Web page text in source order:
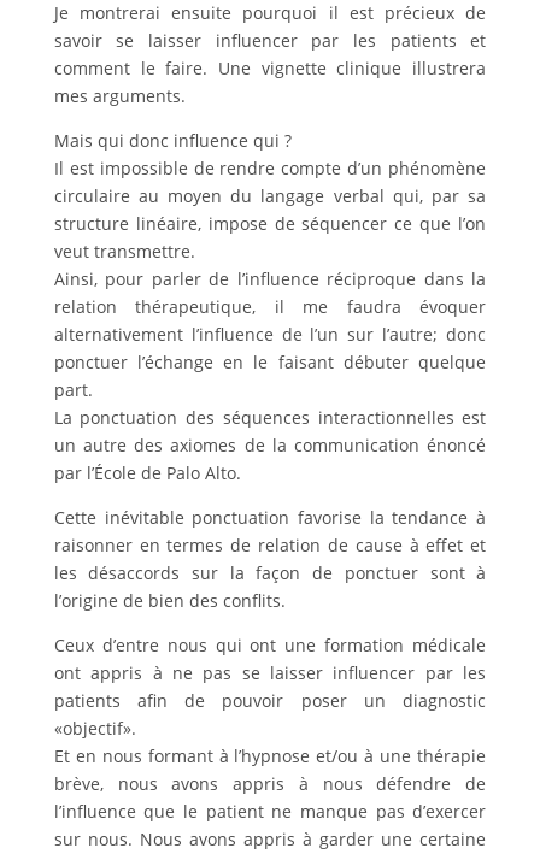
Je montrerai ensuite pourquoi il est précieux de
savoir se laisser influencer par les patients et
comment le faire. Une vignette clinique illustrera
mes arguments.
Mais qui donc influence qui ?
Il est impossible de rendre compte d’un phénomène
circulaire au moyen du langage verbal qui, par sa
structure linéaire, impose de séquencer ce que l’on
veut transmettre.
Ainsi, pour parler de l’influence réciproque dans la
relation thérapeutique, il me faudra évoquer
alternativement l’influence de l’un sur l’autre; donc
ponctuer l’échange en le faisant débuter quelque
part.
La ponctuation des séquences interactionnelles est
un autre des axiomes de la communication énoncé
par l’École de Palo Alto.
Cette inévitable ponctuation favorise la tendance à
raisonner en termes de relation de cause à effet et
les désaccords sur la façon de ponctuer sont à
l’origine de bien des conflits.
Ceux d’entre nous qui ont une formation médicale
ont appris à ne pas se laisser influencer par les
patients afin de pouvoir poser un diagnostic
«objectif».
Et en nous formant à l’hypnose et/ou à une thérapie
brève, nous avons appris à nous défendre de
l’influence que le patient ne manque pas d’exercer
sur nous. Nous avons appris à garder une certaine